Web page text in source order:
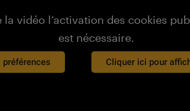
la vidéo l’activation des cookies
est nécessaire.
préférences Cliquer ici pour